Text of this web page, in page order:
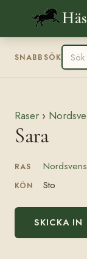
SNABBSÖK
Raser ›
Sara
RAS
KÖN Sto
SKICKA IN